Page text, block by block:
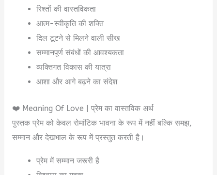
रिश्तों की वास्तविकता
आत्म-स्वीकृति की शक्ति
दिल टूटने से मिलने वाली सीख
सम्मानपूर्ण संबंधों की आवश्यकता
व्यक्तिगत विकास की यात्रा
आशा और आगे बढ़ने का संदेश
❤️ Meaning Of Love | प्रेम का वास्तविक अर्थ
पुस्तक प्रेम को केवल रोमांटिक भावना के रूप में नहीं बल्कि समझ,
सम्मान और देखभाल के रूप में प्रस्तुत करती है।
प्रेम में सम्मान जरूरी है